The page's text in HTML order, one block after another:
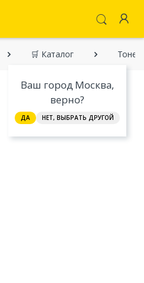
Ваш город Москва,
верно?
ДА НЕТ, ВЫБРАТЬ ДРУГОЙ
🛒 Каталог Тонер